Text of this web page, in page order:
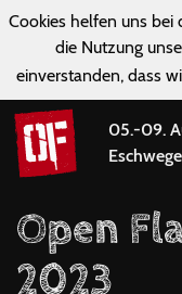
Cookies helfen uns bei
die Nutzung
einverstanden, dass
05.-09.
Open
2023